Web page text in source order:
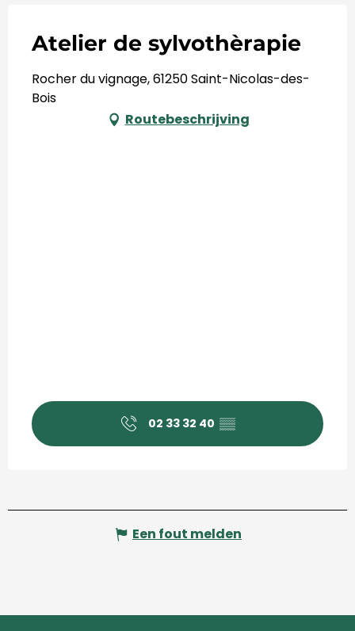
Atelier de sylvothèrapie
Rocher du vignage, 61250 Saint-Nicolas-des-
Bois
Routebeschrijving
02 33 32 40 ▒▒
Een fout melden